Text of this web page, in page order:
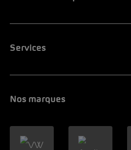
Services
Nos marques